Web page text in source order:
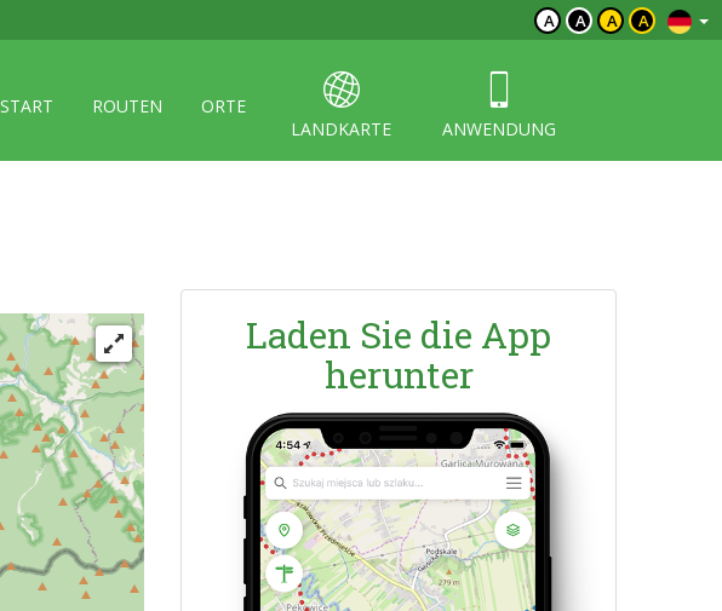
A A A A
START ROUTEN
ORTE
LANDKARTE
ANWENDUNG
Laden Sie die App
herunter